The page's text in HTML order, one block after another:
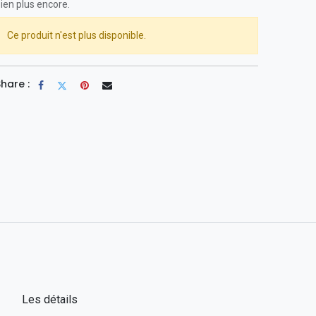
plus encore.
Ce produit n'est plus disponible.
:
Les détails